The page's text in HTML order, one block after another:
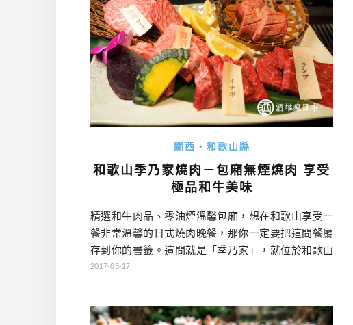
關西・和歌山縣
和歌山季乃家燒肉－包廂無煙燒肉 享受
極品和牛美味
精選和牛肉品、零油煙溫馨包廂，想在和歌山享受一
餐非常溫馨的日式燒肉晚餐，那你一定要把這間餐廳
存到你的書籤。這間就是「季乃家」，就位於和歌山
車站步行可及距離，如果有機會在和歌山住宿一晚，
2017-05-17